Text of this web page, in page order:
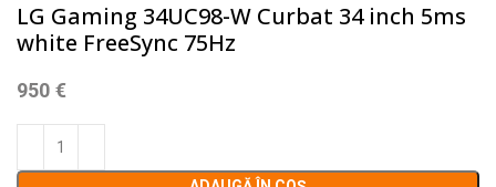
LG Gaming 34UC98-W Curbat 34 inch 5ms
white FreeSync 75Hz
950 €